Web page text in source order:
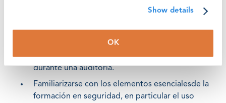
Show details
OK
elementos diseñados para lograr esos objetivos
de aprendizaje.
Se le enseñará a reconocer qué es y qué noes
una buena formación y cómo observar esto
durante una auditoría.
Familiarizarse con los elementos esencialesde la
formación en seguridad, en particular el uso